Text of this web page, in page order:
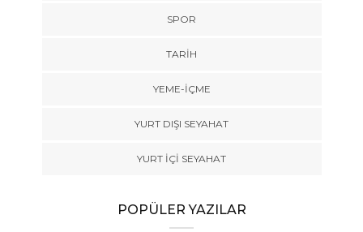
SPOR
TARİH
YEME-İÇME
YURT DIŞI SEYAHAT
YURT İÇİ SEYAHAT
POPÜLER YAZILAR